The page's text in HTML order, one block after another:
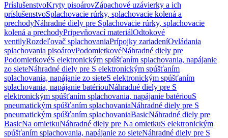
PríslušenstvoKryty pisoárovZápachové uzávierky a ich
príslušenstvoSplachovacie rúrky, splachovacie kolená a
prechodyNáhradné diely pre Splachovacie rúrky, splachovacie
kolená a prechodyPripevňovací materiálOdtokové
ventilyRozdeľovač splachovaniaPrípojky zariadeníOvládania
splachovania pisoárovPodomietkovéNáhradné diely pre
PodomietkovéS elektronickým spúšťaním splachovania, napájanie
zo sieteNáhradné diely pre S elektronickým spúšťaním
splachovania, napájanie zo sieteS elektronickým spúšťaním
splachovania, napájanie batériouNáhradné diely pre S
elektronickým spúšťaním splachovania, napájanie batériouS
pneumatickým spúšťaním splachovaniaNáhradné diely pre S
pneumatickým spúšťaním splachovaniaBasicNáhradné diely pre
BasicNa omietkuNáhradné diely pre Na omietkuS elektronickým
spúšťaním splachovania, napájanie zo sieteNáhradné diely pre S